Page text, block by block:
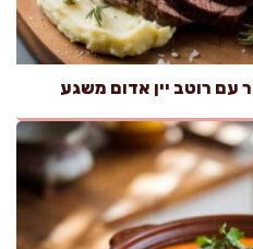
עם רוטב יין אדום משגע